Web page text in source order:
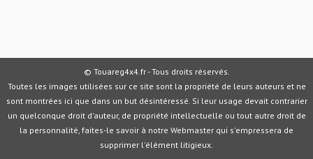
© Touareg4x4.fr - Tous droits réservés.
Toutes les images utilisées sur ce site sont la propriété de leurs auteurs et ne
sont montrées ici que dans un but désintéressé. Si leur usage devait contrarier
un quelconque droit d'auteur, de propriété intellectuelle ou tout autre droit de
la personnalité, faites-le savoir à notre Webmaster qui s'empressera de
supprimer l'élément litigieux.